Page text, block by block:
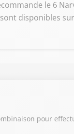
le 6
disponibles
pour